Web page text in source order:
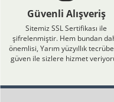
Güvenli Alışveriş
Sitemiz SSL Sertifikası ile
şifrelenmiştir. Hem bundan
önemlisi, Yarım yüzyıllık
güven ile sizlere hizmet